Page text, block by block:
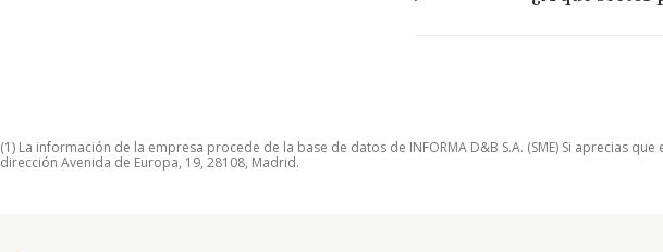
(1) La información de la empresa procede de la base de datos de INFORMA D&B S.A. (SME) Si aprecias
dirección Avenida de Europa, 19, 28108, Madrid.